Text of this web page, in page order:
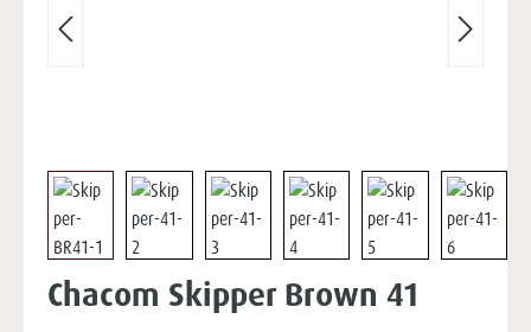
Chacom Skipper Brown 41